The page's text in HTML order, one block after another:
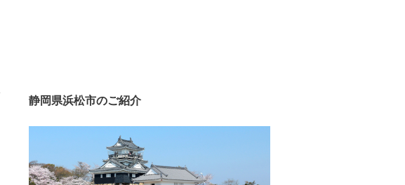
静岡県浜松市のご紹介